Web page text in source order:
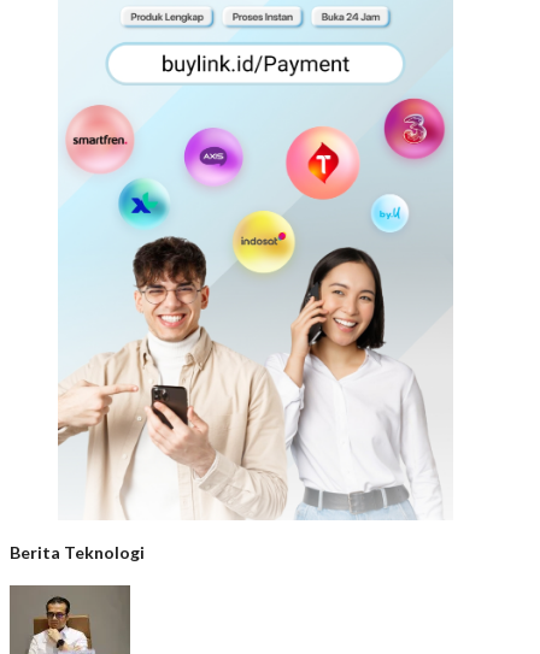
Berita Teknologi